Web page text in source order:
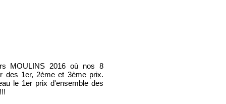
MOULINS 2016 où nos 8
des 1er, 2ème et 3ème prix.
le 1er prix d'ensemble des